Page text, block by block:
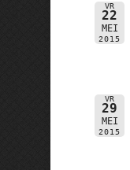
VR
22
MEI
2015
VR
29
MEI
2015